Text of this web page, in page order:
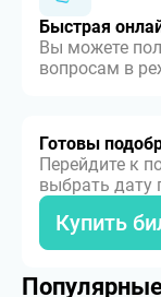
Быстрая
Вы можете
вопросам в
Готовы
Перейдите к
выбрать дату
Купить